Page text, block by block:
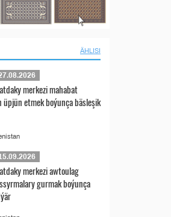
ÄHLISI
merkezi mahabat
etmek boýunça bäsleşik
merkezi awtoulag
gurmak boýunça